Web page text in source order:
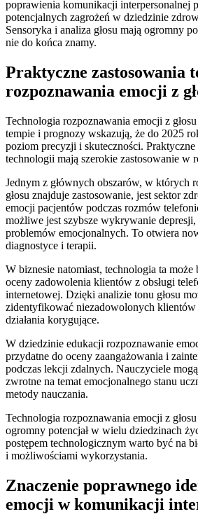
‍poprawienia komunikacji interpersonalnej
potencjalnych zagrożeń w dziedzinie
Sensoryka i analiza głosu mają‌ ogromny
nie ⁣do końca znamy.
Praktyczne‍ zastosowania‌
rozpoznawania⁢ emocji z
Technologia ⁤rozpoznawania emocji z
tempie ‌i ⁣prognozy wskazują, ⁤że do 2025
poziom precyzji i skuteczności. Praktyczne
technologii ⁣mają szerokie ‍zastosowanie w
Jednym z głównych obszarów, w których
głosu znajduje zastosowanie, jest sektor
emocji pacjentów podczas rozmów​
możliwe jest ‍szybsze wykrywanie
problemów emocjonalnych. To otwiera
diagnostyce‍ i‌ terapii.
W biznesie natomiast, technologia ta
oceny zadowolenia⁢ klientów z obsługi
‍internetowej. Dzięki ⁤analizie ⁣tonu głosu
zidentyfikować niezadowolonych
działania korygujące.
W dziedzinie edukacji‍ rozpoznawanie
przydatne do oceny zaangażowania i
podczas lekcji zdalnych. Nauczyciele
zwrotne na temat emocjonalnego⁢ stanu
metody‍ nauczania.
Technologia rozpoznawania emocji z‍
ogromny potencjał ⁣w wielu dziedzinach
postępem technologicznym warto być na
i możliwościami wykorzystania.
Znaczenie⁣ poprawnego
emocji w‍ komunikacji